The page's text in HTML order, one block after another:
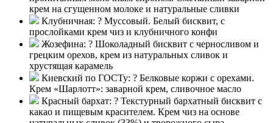
крем на сгущенном молоке и натуральные сливки
Клубничная: ? Муссовый. Белый бисквит, с
прослойками крем чиз и клубничного конфи
Жозефина: ? Шоколадный бисквит с черносливом и
грецким орехов, крем из натуральных сливок и
хрустящая карамель
Киевский по ГОСТу: ? Белковые коржи с орехами.
Крем «Шарлотт»: заварной крем, сливочное масло
Красный бархат: ? Текстурный бархатный бисквит с
какао и пищевым красителем. Крем чиз на основе